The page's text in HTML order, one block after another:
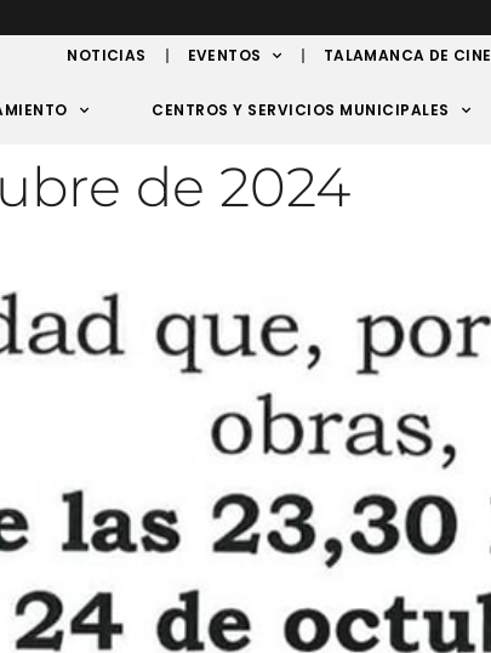
NOTICIAS
EVENTOS TALAMANCA DE CINE
CENTROS Y SERVICIOS MUNICIPALES
de 2024